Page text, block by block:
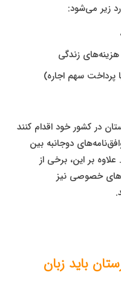
زیر می‌شود:
زندگی
پرداخت سهم اجاره)
در کشور خود اقدام کنند
دوجانبه بین
بر این، برخی از
خصوصی نیز
باید زبان